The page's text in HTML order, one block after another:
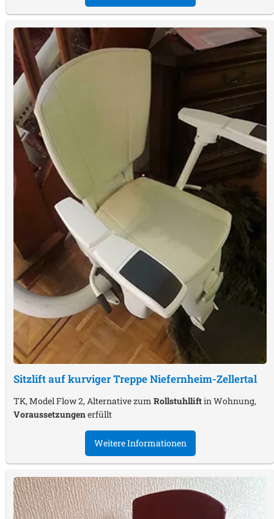
Sitzlift auf kurviger TreppeNiefernheim-Zellertal
TK, Model Flow 2, Alternative zum Rollstuhlliftin Wohnung,
Voraussetzungenerfüllt
Weitere Informationen